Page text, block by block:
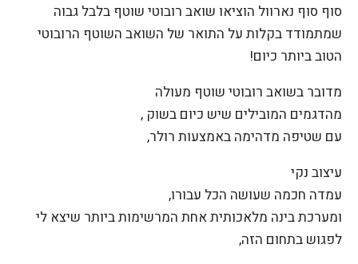
סוף סוף נארוול הוציאו שואב רובוטי שוטף בלבל גבוה
שמתמודד בקלות על התואר של השואב השוטף הרובוטי
הטוב ביותר כיום!
מדובר בשואב רובוטי שוטף מעולה
מהדגמים המובילים שיש כיום בשוק ,
עם שטיפה מדהימה באמצעות רולר,
עיצוב נקי
עמדה חכמה שעושה הכל עבורו,
ומערכת בינה מלאכותית אחת המרשימות ביותר שיצא לי
לפגוש בתחום הזה,